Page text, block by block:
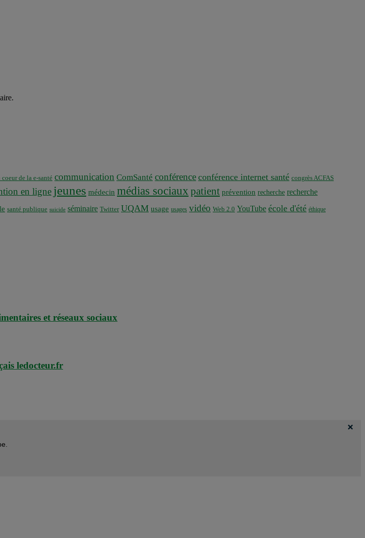
de la e-santé communication ComSanté conférence conférence internet santé congrès ACFAS
en ligne jeunes médecin médias sociaux patient prévention recherche recherche
santé publique suicide séminaire Twitter UQAM usage usages vidéo Web 2.0 YouTube école d'été éthique
et réseaux sociaux
ledocteur.fr